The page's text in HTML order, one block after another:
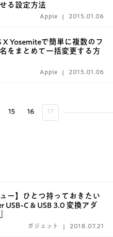
る設定方法
Apple 2015.01.06
X Yosemiteで簡単に複数のフ
をまとめて一括変更する方
Apple 2015.01.06
15 16 17
ュー】ひとつ持っておきたい
USB-C & USB 3.0 変換アダ
ガジェット 2018.07.21